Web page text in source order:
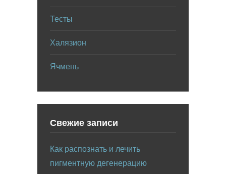
Тесты
Халязион
Ячмень
Свежие записи
Как распознать и лечить
пигментную дегенерацию